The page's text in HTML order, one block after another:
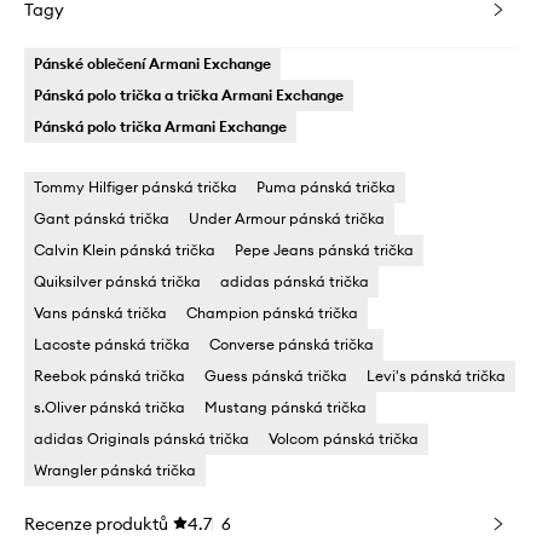
Tagy
Pánské oblečení Armani Exchange
Pánská polo trička a trička Armani Exchange
Pánská polo trička Armani Exchange
Tommy Hilfiger pánská trička
Puma pánská trička
Gant pánská trička
Under Armour pánská trička
Calvin Klein pánská trička
Pepe Jeans pánská trička
Quiksilver pánská trička
adidas pánská trička
Vans pánská trička
Champion pánská trička
Lacoste pánská trička
Converse pánská trička
Reebok pánská trička
Guess pánská trička
Levi's pánská trička
s.Oliver pánská trička
Mustang pánská trička
adidas Originals pánská trička
Volcom pánská trička
Wrangler pánská trička
Recenze produktů 4.7 6